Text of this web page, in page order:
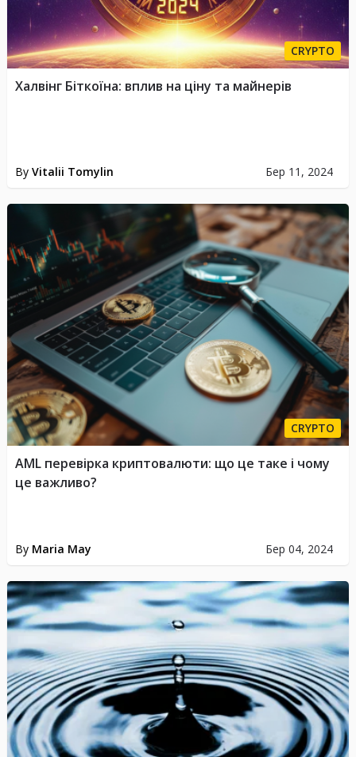
CRYPTO
By Vitalii Tomylin Бер 11, 2024
Халвінг Біткоїна: вплив на ціну та майнерів
CRYPTO
By Maria May Бер 04, 2024
AML перевірка криптовалюти: що це таке і чому
це важливо?